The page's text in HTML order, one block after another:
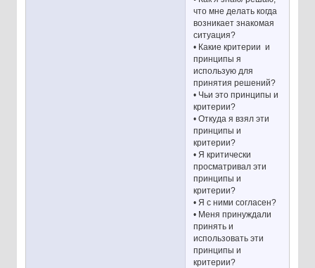
что мне делать когда
возникает знакомая
ситуация?
• Какие критерии и
принципы я
использую для
принятия решений?
• Чьи это принципы и
критерии?
• Откуда я взял эти
принципы и
критерии?
• Я критически
просматривал эти
принципы и
критерии?
• Я с ними согласен?
• Меня принуждали
принять и
использовать эти
принципы и
критерии?